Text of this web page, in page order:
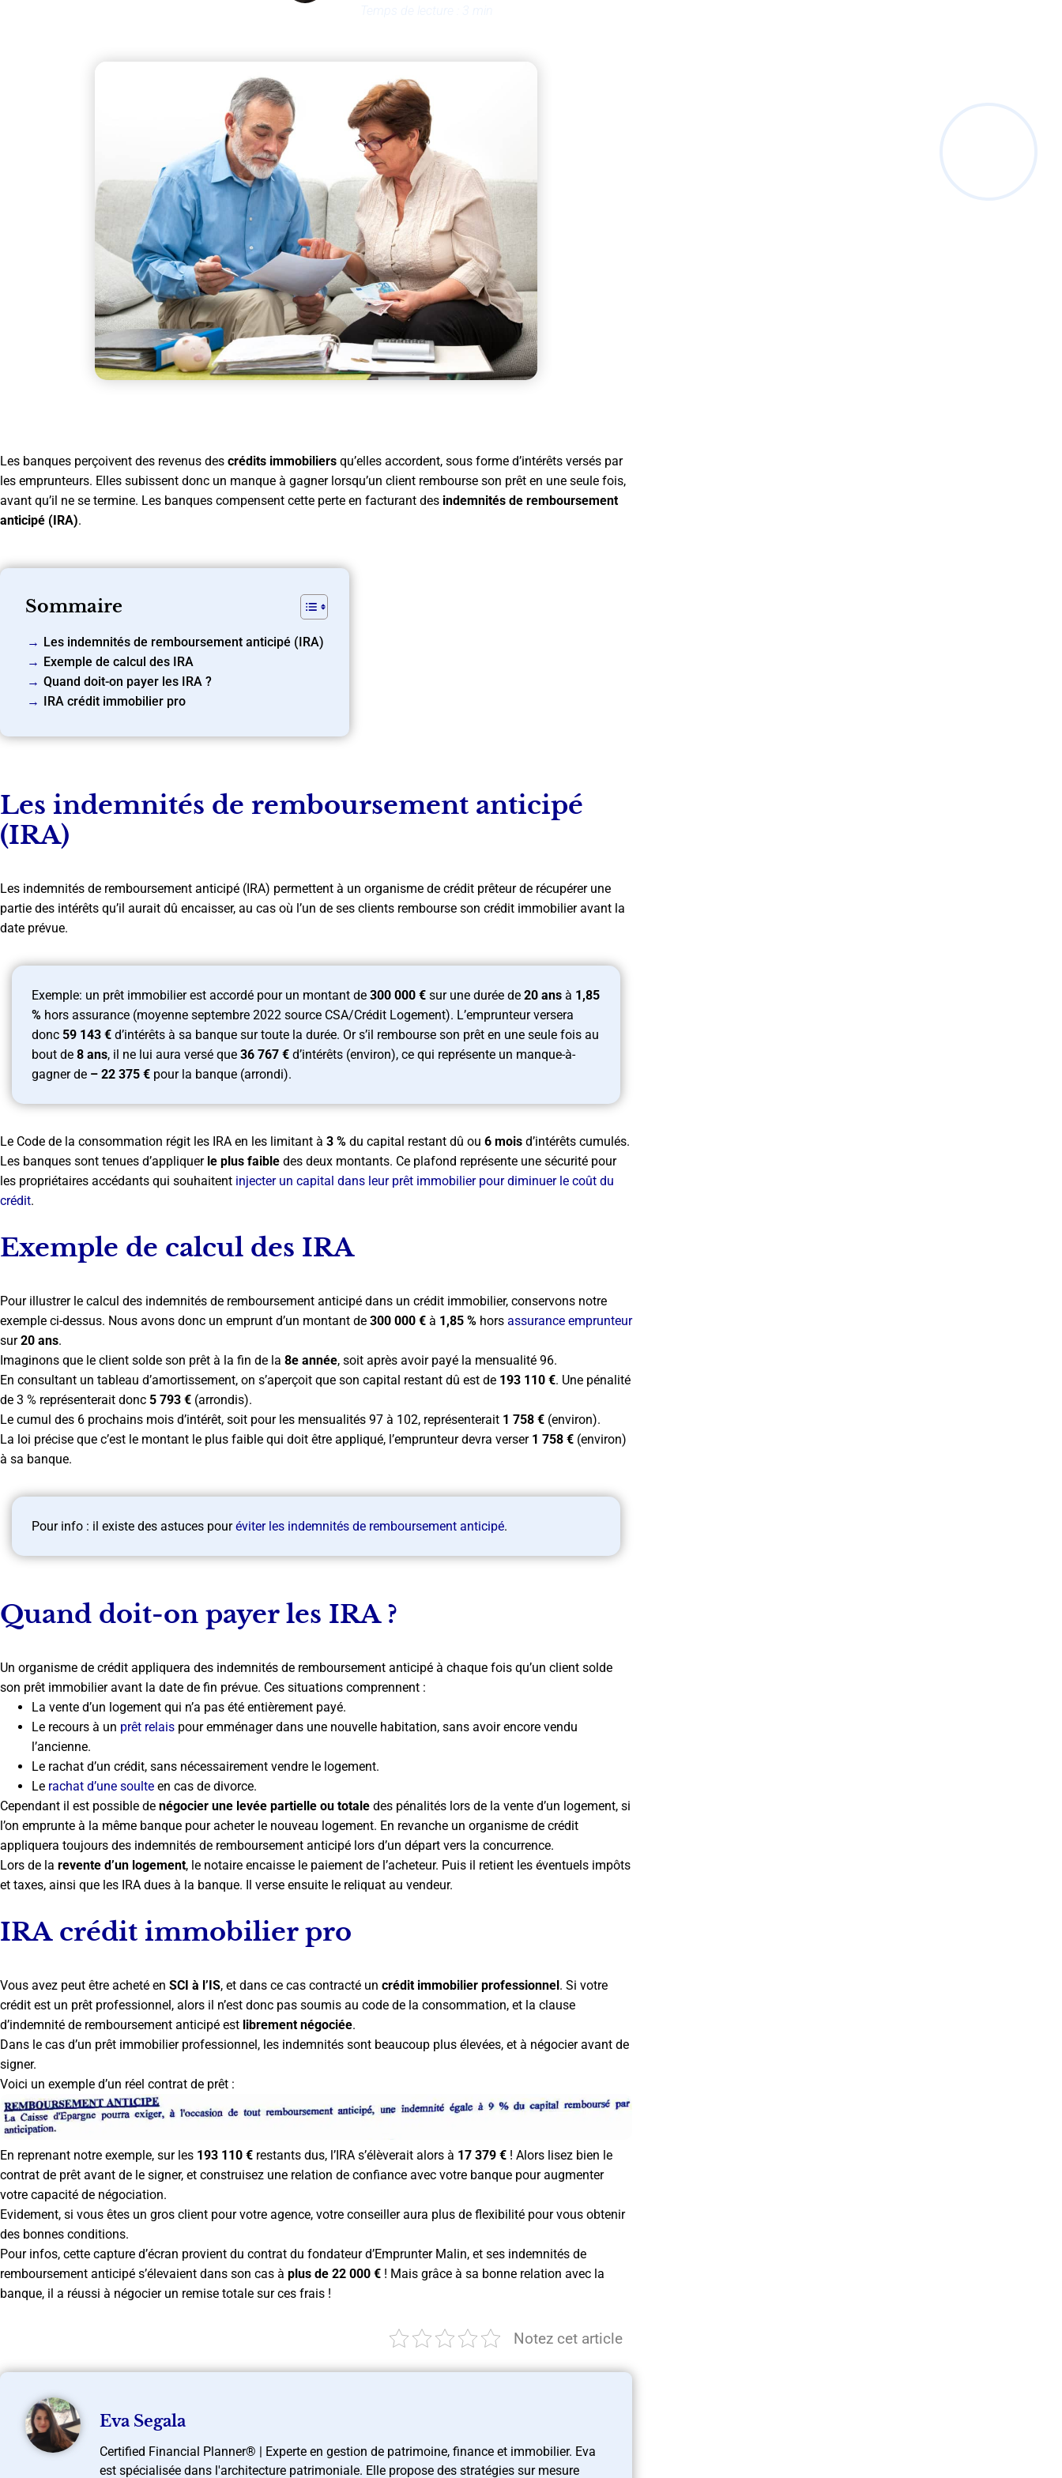
Les banques perçoivent des revenus des crédits immobiliers qu’elles accordent, sous forme d’intérêts versés par
les emprunteurs. Elles subissent donc un manque à gagner lorsqu’un client rembourse son prêt en une seule fois,
avant qu’il ne se termine. Les banques compensent cette perte en facturant des indemnités de remboursement
anticipé (IRA).
Sommaire
Les indemnités de remboursement anticipé (IRA)
Exemple de calcul des IRA
Quand doit-on payer les IRA ?
IRA crédit immobilier pro
Les indemnités de remboursement anticipé
(IRA)
Les indemnités de remboursement anticipé (IRA) permettent à un organisme de crédit prêteur de récupérer une
partie des intérêts qu’il aurait dû encaisser, au cas où l’un de ses clients rembourse son crédit immobilier avant la
date prévue.
Exemple: un prêt immobilier est accordé pour un montant de 300 000 € sur une durée de 20 ans à 1,85
% hors assurance (moyenne septembre 2022 source CSA/Crédit Logement). L’emprunteur versera
donc 59 143 € d’intérêts à sa banque sur toute la durée. Or s’il rembourse son prêt en une seule fois au
bout de 8 ans, il ne lui aura versé que 36 767 € d’intérêts (environ), ce qui représente un manque-à-
gagner de – 22 375 € pour la banque (arrondi).
Le Code de la consommation régit les IRA en les limitant à 3 % du capital restant dû ou 6 mois d’intérêts cumulés.
Les banques sont tenues d’appliquer le plus faible des deux montants. Ce plafond représente une sécurité pour
les propriétaires accédants qui souhaitent injecter un capital dans leur prêt immobilier pour diminuer le coût du
crédit.
Exemple de calcul des IRA
Pour illustrer le calcul des indemnités de remboursement anticipé dans un crédit immobilier, conservons notre
exemple ci-dessus. Nous avons donc un emprunt d’un montant de 300 000 € à 1,85 % hors assurance emprunteur
sur20 ans.
Imaginons que le client solde son prêt à la fin de la 8e année, soit après avoir payé la mensualité 96.
En consultant un tableau d’amortissement, on s’aperçoit que son capital restant dû est de 193 110 €. Une pénalité
de 3 % représenterait donc 5 793 € (arrondis).
Le cumul des 6 prochains mois d’intérêt, soit pour les mensualités 97 à 102, représenterait 1 758 € (environ).
La loi précise que c’est le montant le plus faible qui doit être appliqué, l’emprunteur devra verser 1 758 € (environ)
à sa banque.
Pour info : il existe des astuces pouréviter les indemnités de remboursement anticipé.
Quand doit-on payer les IRA ?
Un organisme de crédit appliquera des indemnités de remboursement anticipé à chaque fois qu’un client solde
son prêt immobilier avant la date de fin prévue. Ces situations comprennent :
La vente d’un logement qui n’a pas été entièrement payé.
Le recours à un prêt relais pour emménager dans une nouvelle habitation, sans avoir encore vendu
l’ancienne.
Le rachat d’un crédit, sans nécessairement vendre le logement.
Le rachat d’une soulte en cas de divorce.
Cependant il est possible de négocier une levée partielle ou totale des pénalités lors de la vente d’un logement, si
l’on emprunte à la même banque pour acheter le nouveau logement. En revanche un organisme de crédit
appliquera toujours des indemnités de remboursement anticipé lors d’un départ vers la concurrence.
Lors de la revente d’un logement, le notaire encaisse le paiement de l’acheteur. Puis il retient les éventuels impôts
et taxes, ainsi que les IRA dues à la banque. Il verse ensuite le reliquat au vendeur.
IRA crédit immobilier pro
Vous avez peut être acheté en SCI à l’IS, et dans ce cas contracté un crédit immobilier professionnel. Si votre
crédit est un prêt professionnel, alors il n’est donc pas soumis au code de la consommation, et la clause
d’indemnité de remboursement anticipé est librement négociée.
Dans le cas d’un prêt immobilier professionnel, les indemnités sont beaucoup plus élevées, et à négocier avant de
signer.
Voici un exemple d’un réel contrat de prêt :
En reprenant notre exemple, sur les 193 110 € restants dus, l’IRA s’élèverait alors à 17 379 € ! Alors lisez bien le
contrat de prêt avant de le signer, et construisez une relation de confiance avec votre banque pour augmenter
votre capacité de négociation.
Evidement, si vous êtes un gros client pour votre agence, votre conseiller aura plus de flexibilité pour vous obtenir
des bonnes conditions.
Pour infos, cette capture d’écran provient du contrat du fondateur d’Emprunter Malin, et ses indemnités de
remboursement anticipé s’élevaient dans son cas à plus de 22 000 € ! Mais grâce à sa bonne relation avec la
banque, il a réussi à négocier un remise totale sur ces frais !
Notez cet article
Eva Segala
Certified Financial Planner® | Experte en gestion de patrimoine, finance et immobilier. Eva
est spécialisée dans l'architecture patrimoniale. Elle propose des stratégies sur mesure